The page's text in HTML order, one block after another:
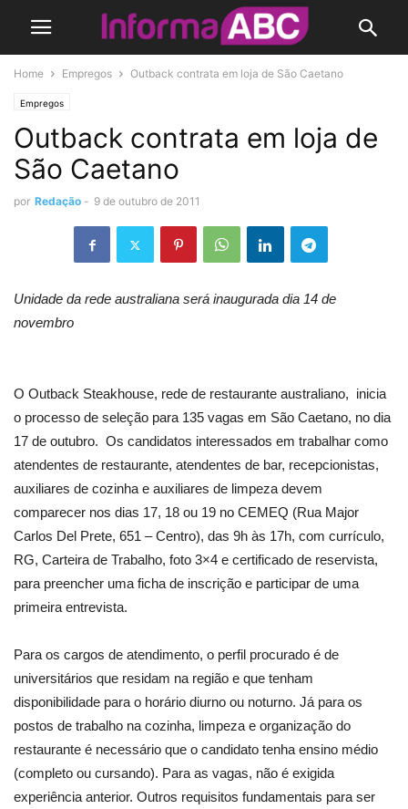
Home Empregos Outback contrata em loja de São Caetano
Empregos
Outback contrata em loja de
São Caetano
por Redação - 9 de outubro de 2011
Unidade da rede australiana será inaugurada dia 14 de
novembro
O Outback Steakhouse, rede de restaurante australiano, inicia
o processo de seleção para 135 vagas em São Caetano, no dia
17 de outubro. Os candidatos interessados em trabalhar como
atendentes de restaurante, atendentes de bar, recepcionistas,
auxiliares de cozinha e auxiliares de limpeza devem
comparecer nos dias 17, 18 ou 19 no CEMEQ (Rua Major
Carlos Del Prete, 651 – Centro), das 9h às 17h, com currículo,
RG, Carteira de Trabalho, foto 3×4 e certificado de reservista,
para preencher uma ficha de inscrição e participar de uma
primeira entrevista.
Para os cargos de atendimento, o perfil procurado é de
universitários que residam na região e que tenham
disponibilidade para o horário diurno ou noturno. Já para os
postos de trabalho na cozinha, limpeza e organização do
restaurante é necessário que o candidato tenha ensino médio
(completo ou cursando). Para as vagas, não é exigida
experiência anterior. Outros requisitos fundamentais para ser